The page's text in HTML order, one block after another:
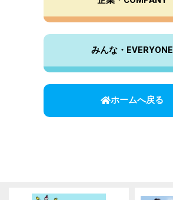
みんな・EVERYONE
ホームへ戻る